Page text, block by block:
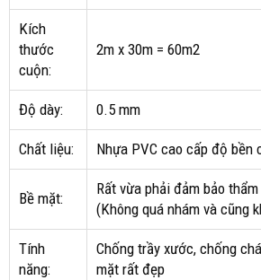
Kích
thước
cuộn:
2m x 30m = 60m2
Độ dày: 0.5 mm
Chất liệu: Nhựa PVC cao cấp độ bền
Bề mặt:
Rất vừa phải đảm bảo
(Không quá nhám và cũng
Tính
năng:
Chống trầy xước, chống
mặt rất đẹp